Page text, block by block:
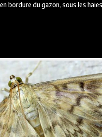
bordure du gazon, sous les